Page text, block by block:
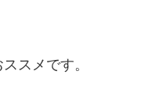
スメです。